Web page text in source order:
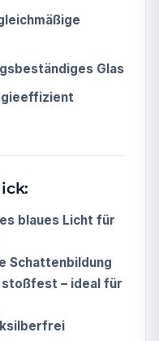
Glas
blaues Licht für
Schattenbildung
– ideal für